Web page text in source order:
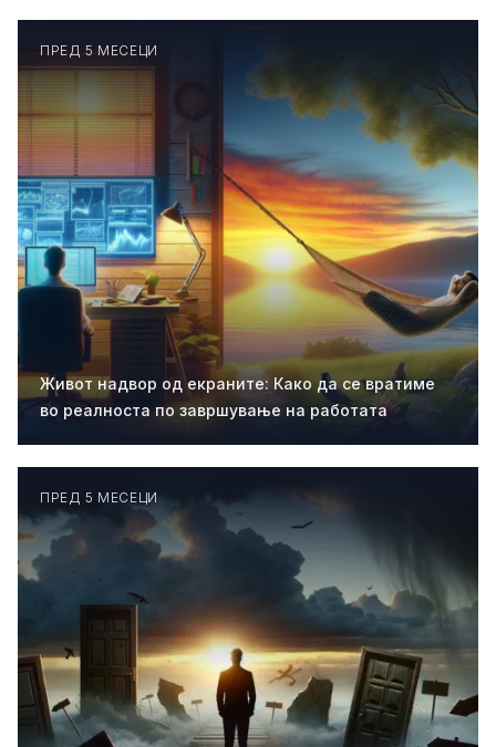
ПРЕД 5 МЕСЕЦИ
Живот надвор од екраните: Како да се вратиме
во реалноста по завршување на работата
ПРЕД 5 МЕСЕЦИ